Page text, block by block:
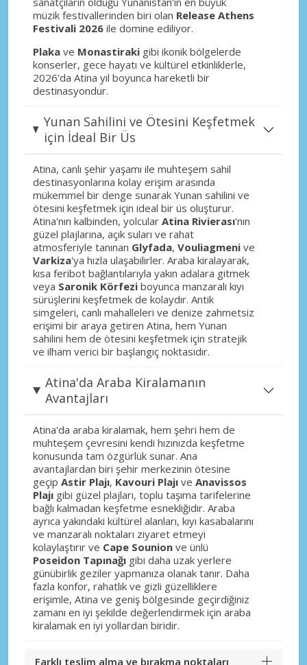
müzik festivallerinden biri olan Release Athens
Festivali 2026 ile domine ediliyor.
Plaka ve Monastiraki gibi ikonik bölgelerde
konserler, gece hayatı ve kültürel etkinliklerle,
2026'da Atina yıl boyunca hareketli bir
destinasyondur.
Yunan Sahilini ve Ötesini Keşfetmek
için İdeal Bir Üs
Atina, canlı şehir yaşamı ile muhteşem sahil
destinasyonlarına kolay erişim arasında
mükemmel bir denge sunarak Yunan sahilini ve
ötesini keşfetmek için ideal bir üs oluşturur.
Atina'nın kalbinden, yolcular Atina Rivierası'nın
güzel plajlarına, açık suları ve rahat
atmosferiyle tanınan Glyfada, Vouliagmeni ve
Varkiza'ya hızla ulaşabilirler. Araba kiralayarak,
kısa feribot bağlantılarıyla yakın adalara gitmek
veya Saronik Körfezi boyunca manzaralı kıyı
sürüşlerini keşfetmek de kolaydır. Antik
simgeleri, canlı mahalleleri ve denize zahmetsiz
erişimi bir araya getiren Atina, hem Yunan
sahilini hem de ötesini keşfetmek için stratejik
ve ilham verici bir başlangıç ​​noktasıdır.
Atina'da Araba Kiralamanın
Avantajları
Atina'da araba kiralamak, hem şehri hem de
muhteşem çevresini kendi hızınızda keşfetme
konusunda tam özgürlük sunar. Ana
avantajlardan biri şehir merkezinin ötesine
geçip Astir Plajı, Kavouri Plajı ve Anavissos
Plajı gibi güzel plajları, toplu taşıma tarifelerine
bağlı kalmadan keşfetme esnekliğidir. Araba
ayrıca yakındaki kültürel alanları, kıyı kasabalarını
ve manzaralı noktaları ziyaret etmeyi
kolaylaştırır ve Cape Sounion ve ünlü
Poseidon Tapınağı gibi daha uzak yerlere
günübirlik geziler yapmanıza olanak tanır. Daha
fazla konfor, rahatlık ve gizli güzelliklere
erişimle, Atina ve geniş bölgesinde geçirdiğiniz
zamanı en iyi şekilde değerlendirmek için araba
kiralamak en iyi yollardan biridir.
Farklı teslim alma ve bırakma noktaları